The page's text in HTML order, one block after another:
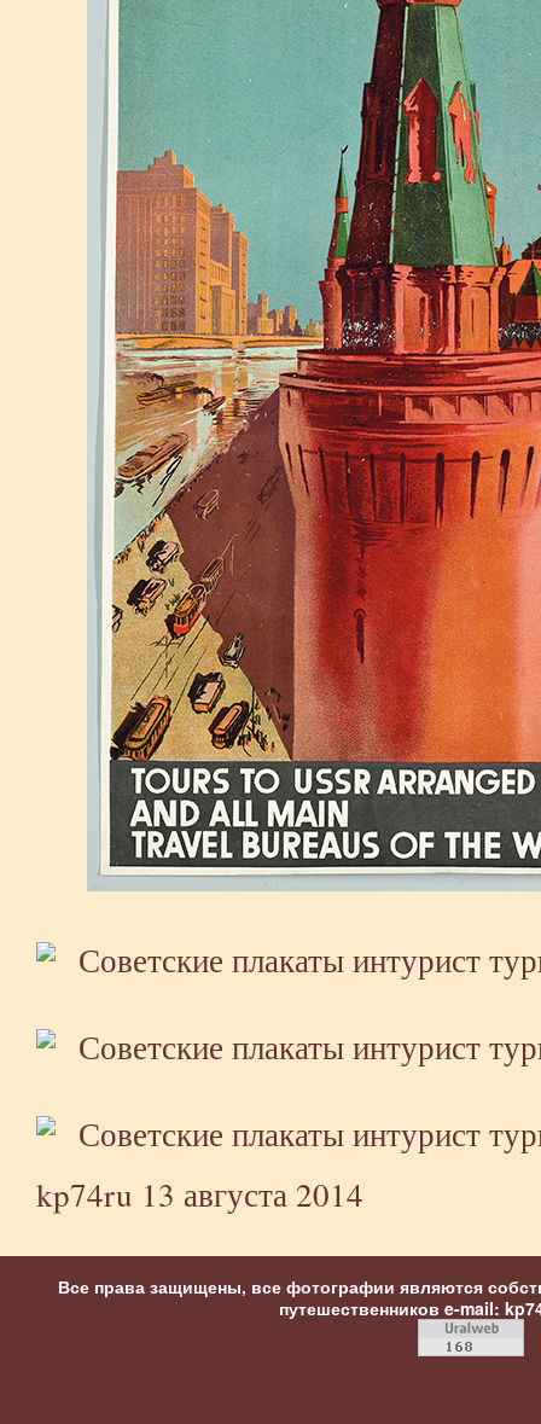
kp74ru 13 августа 2014
Все права защищены, все фотографии являются
путешественников e-mail: